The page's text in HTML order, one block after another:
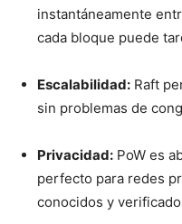
instantáneamente
cada bloque puede
Escalabilidad: Raft
sin problemas de
Privacidad: PoW es
perfecto para redes
conocidos y